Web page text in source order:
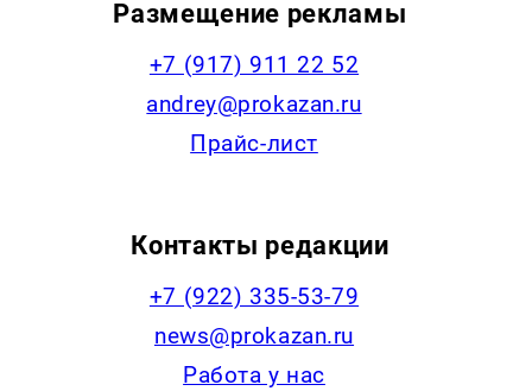
Размещение рекламы
+7 (917) 911 22 52
andrey@prokazan.ru
Прайс-лист
Контакты редакции
+7 (922) 335-53-79
news@prokazan.ru
Работа у нас